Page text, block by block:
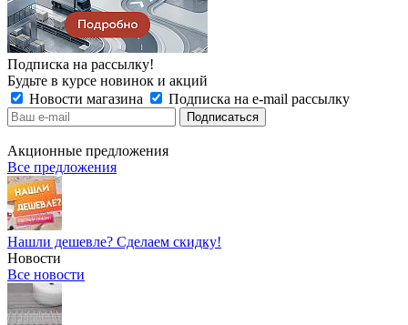
Подписка на рассылку!
Будьте в курсе новинок и акций
Новости магазина
Подписка на e-mail рассылку
Акционные предложения
Все предложения
Нашли дешевле? Сделаем скидку!
Новости
Все новости